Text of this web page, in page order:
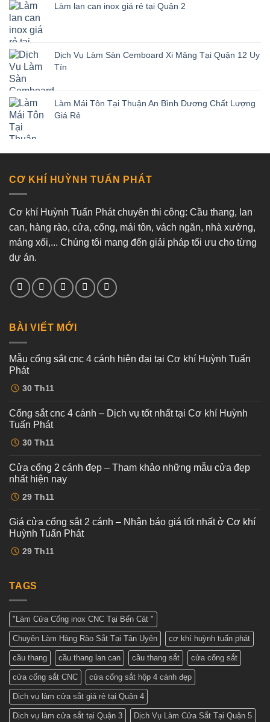
Làm lan can inox giá rẻ tại Quận 2
Dịch Vụ Làm Sàn Cemboard Xi Măng Tại Quận 12 Uy
Tín
Làm Mái Tôn Tại Thuận An Bình Dương Chất Lượng
Giá Rẻ
CƠ KHÍ HUỲNH TUẤN PHÁT
Cơ khí Huỳnh Tuấn Phát chuyên thi công: Cầu thang, lan
can, hàng rào, cửa, cổng, mái tôn, vách ngăn, nhà xưởng,
máng xối,... Chúng tôi mang đến giải pháp tối ưu cho từng
dự án.
BÀI VIẾT MỚI
30 Th11
Mẫu cổng sắt cnc 4 cánh hiện đại tại Cơ khí Huỳnh Tuấn
Phát
Không
có
ở
Mẫu
cổng
sắt
cnc
hiện
đại
tại
Cơ
khí
Phát
30 Th11
Cổng sắt cnc 4 cánh – Dịch vụ tốt nhất tại Cơ khí Huỳnh
Tuấn Phát
Không
có
ở
Cổng
sắt
cnc
4
Dịch
vụ
tốt
nhất
tại
Tuấn
29 Th11
Cửa cổng 2 cánh đẹp – Tham khảo những mẫu cửa đẹp
nhất hiện nay
Không
có
ở
Cửa
cổng
cánh
khảo
mẫu
đẹp
nhất
hiện
nay
29 Th11
Giá cửa cổng sắt 2 cánh – Nhận báo giá tốt nhất ở Cơ khí
Huỳnh Tuấn Phát
Không
có
Giá
cổng
2
cánh
–
Nhận
báo
giá
tốt
nhất
Cơ
khí
Huỳnh
Tuấn
Phát
TAGS
"Làm Cửa Cổng inox CNC Tại Bến Cát "
Chuyên Làm Hàng Rào Sắt Tại Tân Uyên cơ khí huỳnh tuấn phát
cầu thang cầu thang lan can cầu thang sắt cửa cổng sắt
cửa cổng sắt CNC cửa cổng sắt hộp 4 cánh đẹp
Dịch vụ làm cửa sắt giá rẻ tại Quận 4
Dịch vụ làm cửa sắt tại Quận 3 Dịch Vụ Làm Cửa Sắt Tại Quận 5